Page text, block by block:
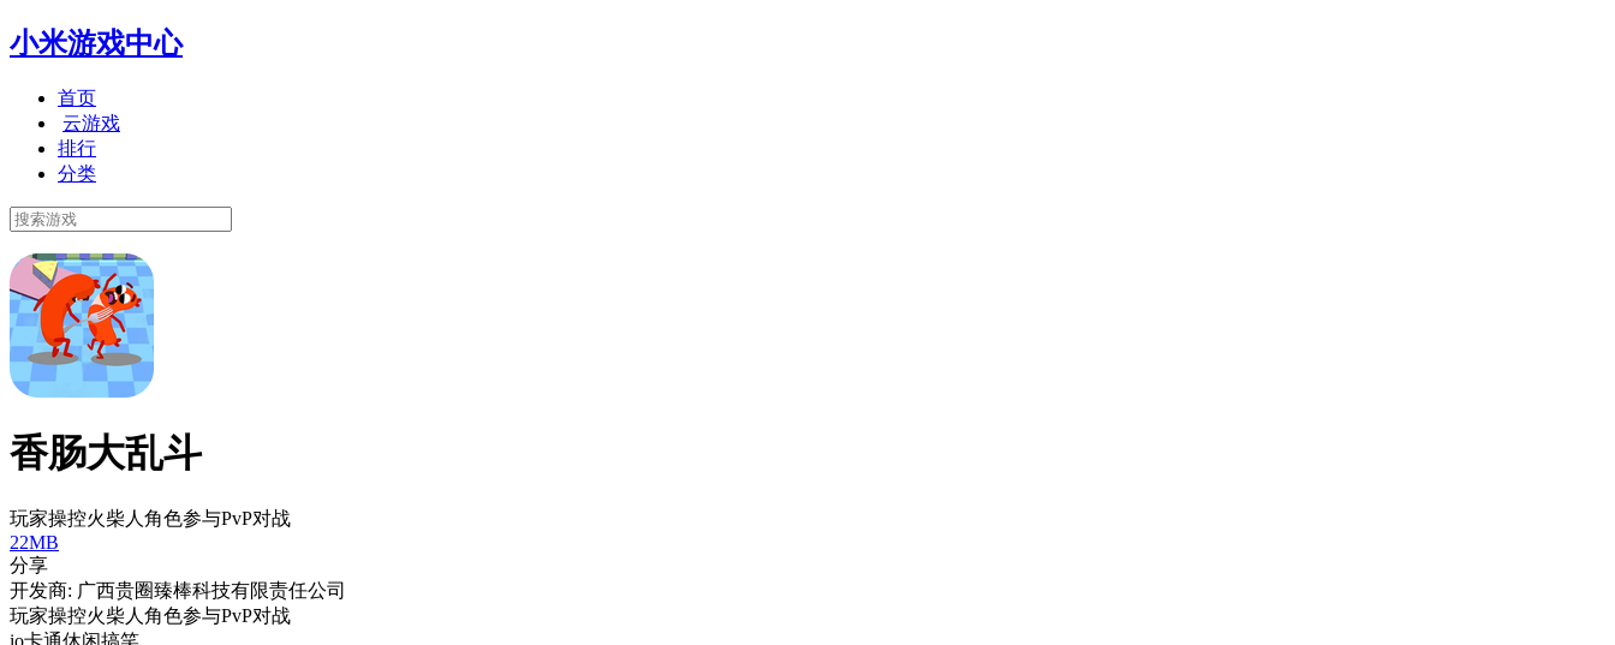
小米游戏中心
首页
云游戏
排行
分类
香肠大乱斗
玩家操控火柴人角色参与PvP对战
22MB
分享
开发商: 广西贵圈臻棒科技有限责任公司
玩家操控火柴人角色参与PvP对战
io卡通休闲搞笑